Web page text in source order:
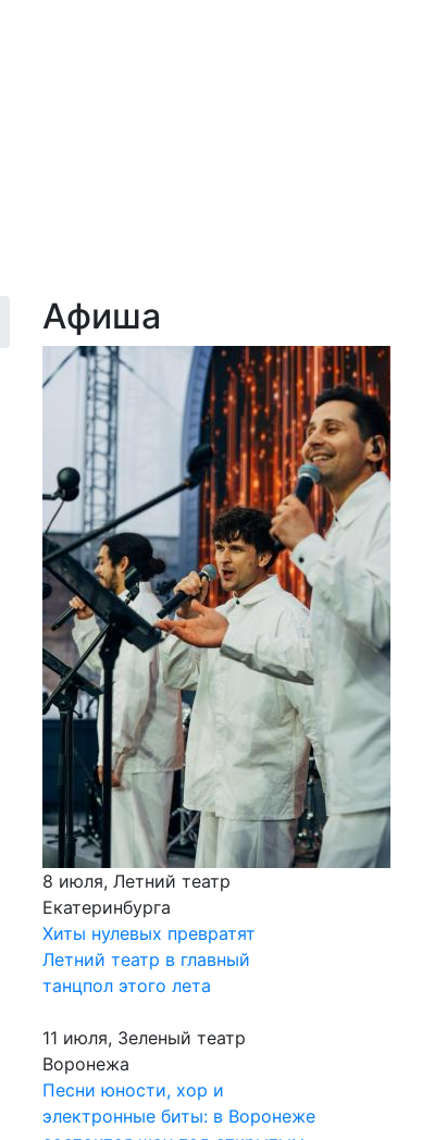
Афиша
8 июля, Летний театр
Екатеринбурга
Хиты нулевых превратят
Летний театр в главный
танцпол этого лета
11 июля, Зеленый театр
Воронежа
Песни юности, хор и
электронные биты: в Воронеже